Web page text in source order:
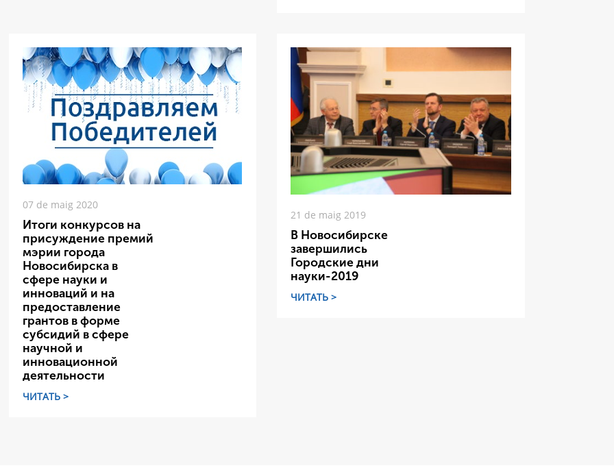
07 de maig 2020
Итоги конкурсов на
присуждение премий
мэрии города
Новосибирска в
сфере науки и
инноваций и на
предоставление
грантов в форме
субсидий в сфере
научной и
инновационной
деятельности
ЧИТАТЬ >
21 de maig 2019
В Новосибирске
завершились
Городские дни
науки-2019
ЧИТАТЬ >